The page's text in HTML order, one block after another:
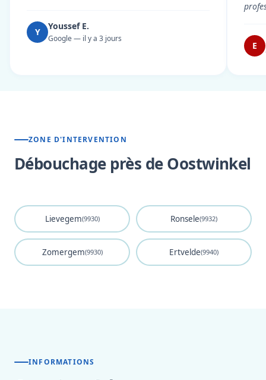
Y
Youssef E.
Google — il y a 3 jours
E
ZONE D'INTERVENTION
Débouchage près de Oostwinkel
Lievegem(9930) Ronsele(9932)
Zomergem(9930) Ertvelde(9940)
INFORMATIONS